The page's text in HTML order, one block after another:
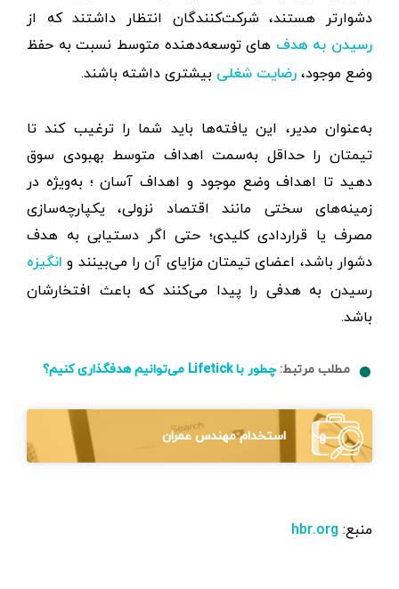
دشوارتر هستند، شرکت‌کنندگان انتظار داشتند که از
رسیدن به هدف های توسعه‌دهنده متوسط ​​نسبت به حفظ
وضع موجود، رضایت شغلی بیشتری داشته باشند.
به‌عنوان مدیر، این یافته‌ها باید شما را ترغیب کند تا
تیمتان را حداقل به‌سمت اهداف متوسط ​​بهبودی سوق
دهید تا اهداف وضع موجود و اهداف آسان ؛ به‌ویژه در
زمینه‌های سختی مانند اقتصاد نزولی، یکپارچه‌سازی
مصرف یا قراردادی کلیدی؛ حتی اگر دستیابی به هدف
دشوار باشد، اعضای تیمتان مزایای آن را می‌بینند و انگیزه
رسیدن به هدفی را پیدا می‌کنند که باعث افتخارشان
باشد.
مطلب مرتبط:چطور با Lifetick می‌توانیم هدفگذاری کنیم؟
استخدام مهندس عمران
منبع: hbr.org